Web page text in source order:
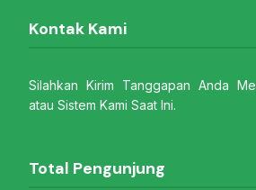
Kontak Kami
Silahkan Kirim Tanggapan Anda
atau Sistem Kami Saat Ini.
Total Pengunjung